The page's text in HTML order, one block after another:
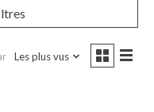
Les plus vus